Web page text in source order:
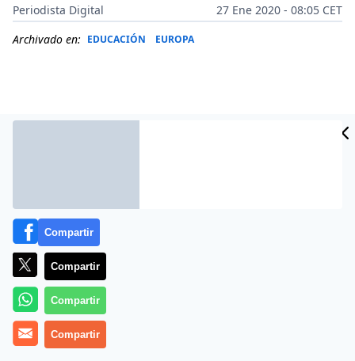
Periodista Digital
27 Ene 2020 - 08:05 CET
Archivado en: EDUCACIÓN EUROPA
Más información
Compartir
Compartir
Compartir
Compartir